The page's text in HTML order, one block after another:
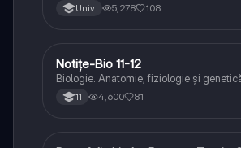
Univ. 5,278 108
Biologie
Notițe-Bio 11-12
Biologie. Anatomie, fiziologie și
11 4,600 81